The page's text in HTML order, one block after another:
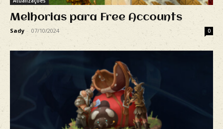
Melhorias para Free Accounts
Sady - 07/10/2024 0